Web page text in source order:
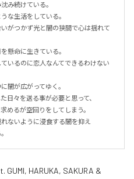
み続けている。
な生活をしている。
がつかず光と闇の狭間で心は揺れて
懸命に生きている。
いるのに恋人なんてできるわけない
闇が広がってゆく。
日々を送る事が必要と思って、
めるが空回りをしてしまう。
ないように浸食する闇を抑え
HARUKA, SAKURA &